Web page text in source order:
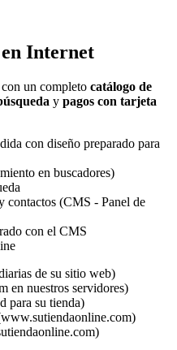
en Internet
con un completo catálogo de
y pagos con tarjeta
con diseño preparado para
en buscadores)
contactos (CMS - Panel de
con el CMS
de su sitio web)
en nuestros servidores)
para su tienda)